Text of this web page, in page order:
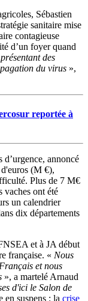
Sébastien
sanitaire mise
contagieuse
d’un foyer quand
des
du virus »,
reportée à
d’urgence, annoncé
(M €),
Plus de 7 M€
vaches ont été
un calendrier
dix départements
et à JA début
française. « Nous
et nous
», a martelé Arnaud
d'ici le Salon de
en suspens : la crise